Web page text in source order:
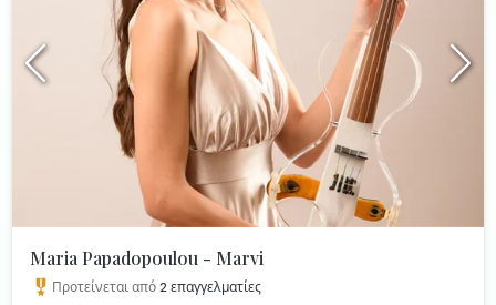
Maria Papadopoulou - Marvi
Προτείνεται από2επαγγελματίες